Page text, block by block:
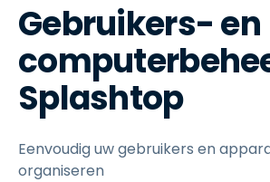
Gebruikers- en
Splashtop
Eenvoudig uw gebruikers en
organiseren